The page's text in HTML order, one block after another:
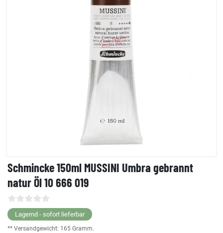
Schmincke 150ml MUSSINI Umbra gebrannt
natur Öl 10 666 019
Lagernd - sofort lieferbar
** Versandgewicht: 165 Gramm.